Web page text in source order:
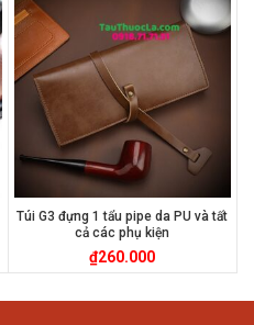
Túi G3 đựng 1 tẩu pipe da PU và tất
cả các phụ kiện
₫260.000